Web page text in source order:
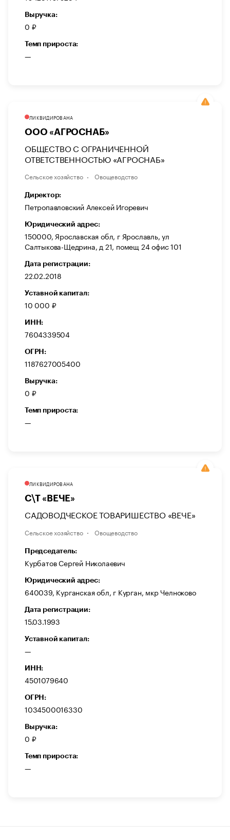
Выручка:
0 ₽
Темп прироста:
—
ЛИКВИДИРОВАНА
ООО «АГРОСНАБ»
ОБЩЕСТВО С ОГРАНИЧЕННОЙ
ОТВЕТСТВЕННОСТЬЮ «АГРОСНАБ»
Сельское хозяйство Овощеводство
Директор:
Петропавловский Алексей Игоревич
Юридический адрес:
150000, Ярославская обл, г Ярославль, ул
Салтыкова-Щедрина, д 21, помещ 24 офис 101
Дата регистрации:
22.02.2018
Уставной капитал:
10 000 ₽
ИНН:
7604339504
ОГРН:
1187627005400
Выручка:
0 ₽
Темп прироста:
—
ЛИКВИДИРОВАНА
С\Т «ВЕЧЕ»
САДОВОДЧЕСКОЕ ТОВАРИШЕСТВО «ВЕЧЕ»
Сельское хозяйство Овощеводство
Председатель:
Курбатов Сергей Николаевич
Юридический адрес:
640039, Курганская обл, г Курган, мкр Челноково
Дата регистрации:
15.03.1993
Уставной капитал:
—
ИНН:
4501079640
ОГРН:
1034500016330
Выручка:
0 ₽
Темп прироста:
—